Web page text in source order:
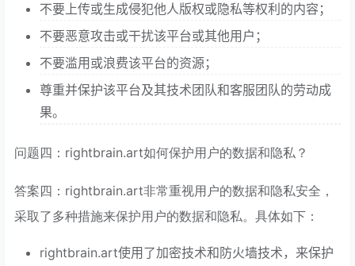
不要上传或生成侵犯他人版权或隐私等权利的内容；
不要恶意攻击或干扰该平台或其他用户；
不要滥用或浪费该平台的资源；
尊重并保护该平台及其技术团队和客服团队的劳动成
果。
问题四：rightbrain.art如何保护用户的数据和隐私？
答案四：rightbrain.art非常重视用户的数据和隐私安全，
采取了多种措施来保护用户的数据和隐私。具体如下：
rightbrain.art使用了加密技术和防火墙技术，来保护